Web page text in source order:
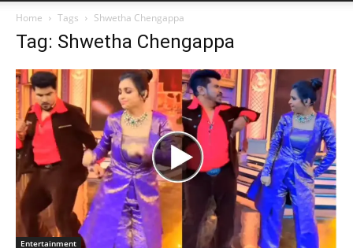
Home Tags Shwetha Chengappa
Tag: Shwetha Chengappa
Entertainment